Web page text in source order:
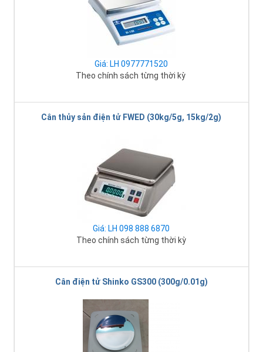
Giá: LH 0977771520
Theo chính sách từng thời kỳ
Cân thủy sản điện tử FWED (30kg/5g, 15kg/2g)
Giá: LH 098 888 6870
Theo chính sách từng thời kỳ
Cân điện tử Shinko GS300 (300g/0.01g)